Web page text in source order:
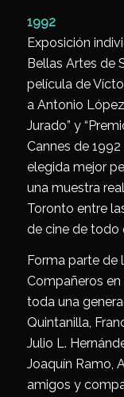
1992
Exposición
Bellas Artes de
película de
a Antonio
Jurado” y
Cannes de
elegida mejor
una muestra
Toronto entre
de cine de todo
Forma parte de
Compañeros
toda una
Quintanilla,
Julio L.
Joaquín Ramo,
amigos y